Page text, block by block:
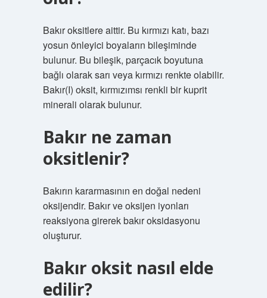
Bakır oksitlere aittir. Bu kırmızı katı, bazı
yosun önleyici boyaların bileşiminde
bulunur. Bu bileşik, parçacık boyutuna
bağlı olarak sarı veya kırmızı renkte olabilir.
Bakır(I) oksit, kırmızımsı renkli bir kuprit
minerali olarak bulunur.
Bakır ne zaman
oksitlenir?
Bakırın kararmasının en doğal nedeni
oksijendir. Bakır ve oksijen iyonları
reaksiyona girerek bakır oksidasyonu
oluşturur.
Bakır oksit nasıl elde
edilir?